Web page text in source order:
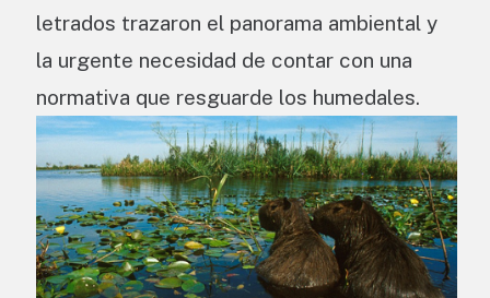
letrados trazaron el panorama ambiental y
la urgente necesidad de contar con una
normativa que resguarde los humedales.